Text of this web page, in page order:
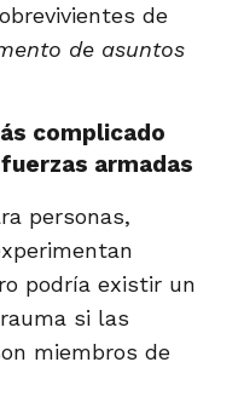
de
de asuntos
complicado
armadas
personas,
podría existir un
si las
miembros de